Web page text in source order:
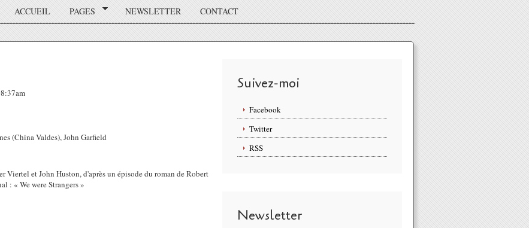
ACCUEIL PAGES NEWSLETTER CONTACT
Viertel et John Huston, d'après un épisode du roman de Robert
: « We were Strangers »
Suivez-moi
Facebook
Twitter
RSS
Newsletter